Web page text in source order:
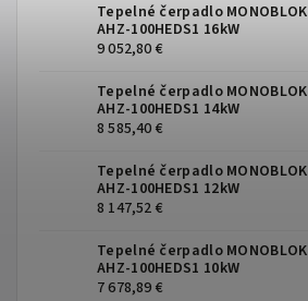
Tepelné čerpadlo MONOBLOK
AHZ-100HEDS1 16kW
9 052,80 €
Tepelné čerpadlo MONOBLOK
AHZ-100HEDS1 14kW
8 585,40 €
Tepelné čerpadlo MONOBLOK
AHZ-100HEDS1 12kW
8 147,52 €
Tepelné čerpadlo MONOBLOK
AHZ-100HEDS1 10kW
7 678,89 €